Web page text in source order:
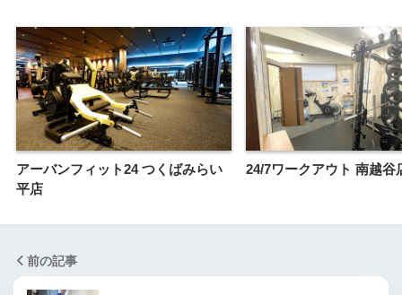
アーバンフィット24 つくばみらい
平店
24/7ワークアウト 南越谷
前の記事